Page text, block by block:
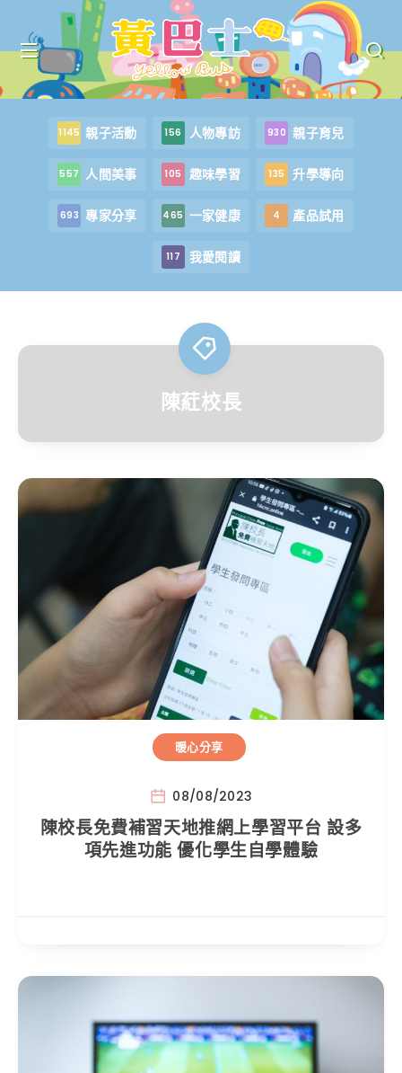
1145 親子活動 156 人物專訪 930 親子育兒
557 人間美事 105 趣味學習 135 升學導向
693 專家分享 465 一家健康 4 產品試用
117 我愛閱讀
陳葒校長
暖心分享
08/08/2023
陳校長免費補習天地推網上學習平台 設多
項先進功能 優化學生自學體驗